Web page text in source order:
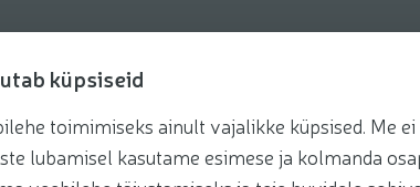
küpsiseid
toimimiseks ainult vajalikke küpsised. Me
lubamisel kasutame esimese ja kolmanda
Recipes